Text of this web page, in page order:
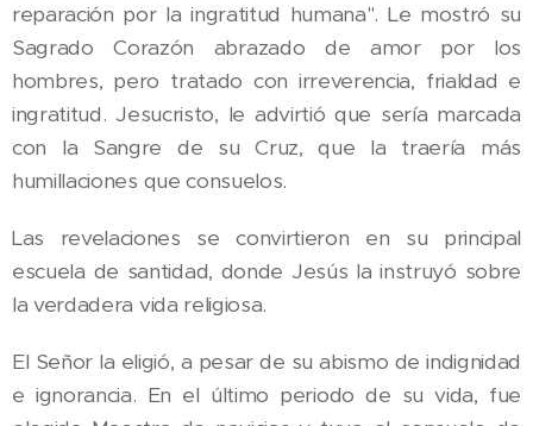
reparación por la ingratitud humana". Le mostró su
Sagrado Corazón abrazado de amor por los
hombres, pero tratado con irreverencia, frialdad e
ingratitud. Jesucristo, le advirtió que sería marcada
con la Sangre de su Cruz, que la traería más
humillaciones que consuelos.
Las revelaciones se convirtieron en su principal
escuela de santidad, donde Jesús la instruyó sobre
la verdadera vida religiosa.
El Señor la eligió, a pesar de su abismo de indignidad
e ignorancia. En el último periodo de su vida, fue